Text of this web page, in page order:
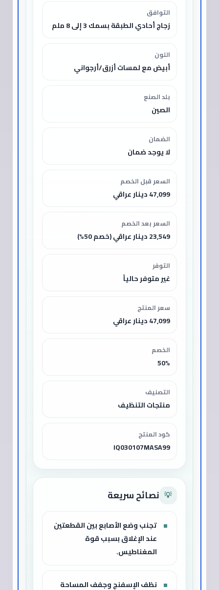
التوافق
زجاج أحادي الطبقة بسمك 3 إلى 8 ملم
اللون
أبيض مع لمسات أزرق/أرجواني
بلد الصنع
الصين
الضمان
لا يوجد ضمان
السعر قبل الخصم
47,099 دينار عراقي
السعر بعد الخصم
23,549 دينار عراقي (خصم 50%)
التوفر
غير متوفر حالياً
سعر المنتج
47,099 دينار عراقي
الخصم
50%
التصنيف
منتجات التنظيف
كود المنتج
IQ030107MASA99
💡 نصائح سريعة
تجنب وضع الأصابع بين القطعتين
عند الإغلاق بسبب قوة
المغناطيس.
نظف الإسفنج وجفف المساحة